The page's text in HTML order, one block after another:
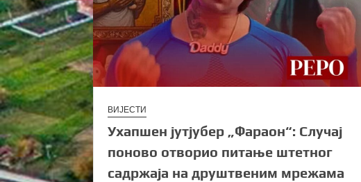
ВИЈЕСТИ
Ухапшен јутјубер „Фараон“: Случај
поново отворио питање штетног
садржаја на друштвеним мрежама